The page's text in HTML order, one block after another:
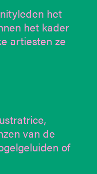
het
het kader
artiesten ze
van de
of